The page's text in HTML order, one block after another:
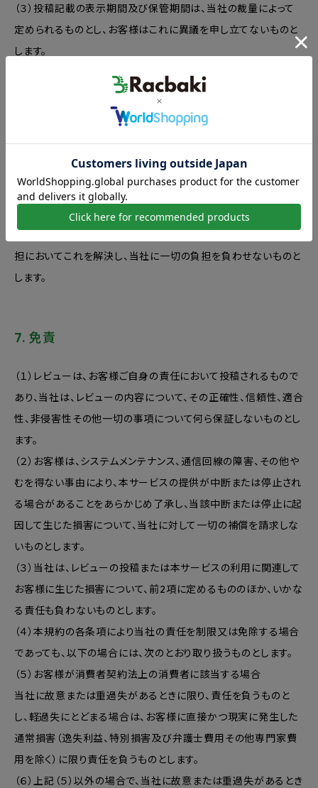
（３）投稿記載の表示期間及び保管期間は、当社の裁量によって
定められるものとし、お客様はこれに異議を申し立てないものと
します。
た場合、当該損害（弁護士費用を含む）を全額補償するものとし
ます。
（２）本サービスの利用に起因又は関連して第三者から問い合わ
担においてこれを解決し、当社に一切の負担を負わせないものと
します。
7. 免責
（１）レビューは、お客様ご自身の責任において投稿されるもので
あり、当社は、レビューの内容について、その正確性、信頼性、適合
性、非侵害性その他一切の事項について何ら保証しないものとし
ます。
（２）お客様は、システムメンテナンス、通信回線の障害、その他や
むを得ない事由により、本サービスの提供が中断または停止され
る場合があることをあらかじめ了承し、当該中断または停止に起
因して生じた損害について、当社に対して一切の補償を請求しな
いものとします。
（３）当社は、レビューの投稿または本サービスの利用に関連して
お客様に生じた損害について、前2項に定めるもののほか、いかな
る責任も負わないものとします。
（４）本規約の各条項により当社の責任を制限又は免除する場合
であっても、以下の場合には、次のとおり取り扱うものとします。
（５）お客様が消費者契約法上の消費者に該当する場合
当社に故意または重過失があるときに限り、責任を負うものと
し、軽過失にとどまる場合は、お客様に直接かつ現実に発生した
通常損害（逸失利益、特別損害及び弁護士費用その他専門家費
用を除く）に限り責任を負うものとします。
（６）上記（５）以外の場合で、当社に故意または重過失があるとき